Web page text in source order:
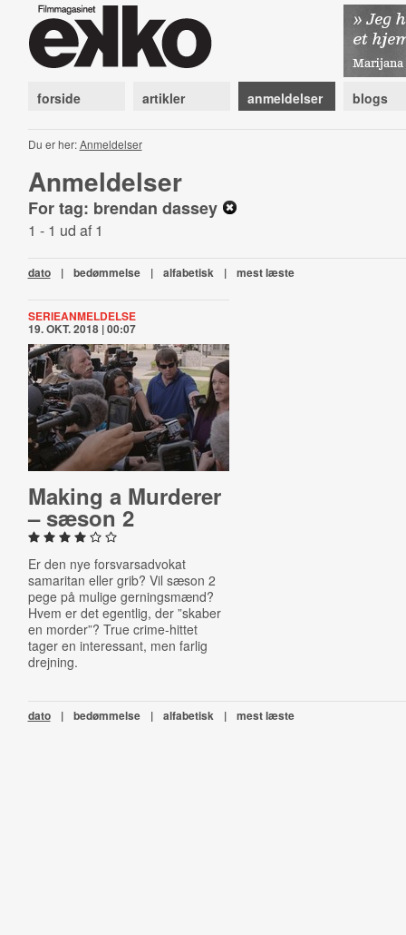
forside artikler anmeldelser blogs
Du er her:Anmeldelser
Anmeldelser
For tag: brendan dassey
1 - 1 ud af 1
dato | bedømmelse | alfabetisk | mest læste
SERIEANMELDELSE
19. OKT. 2018 | 00:07
Making a Murderer
– sæson 2
Er den nye forsvarsadvokat
samaritan eller grib? Vil sæson 2
pege på mulige gerningsmænd?
Hvem er det egentlig, der ”skaber
en morder”? True crime-hittet
tager en interessant, men farlig
drejning.
dato | bedømmelse | alfabetisk | mest læste